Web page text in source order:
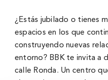
¿Estás jubilado o tienes
espacios en los que
construyendo nuevas
entorno? BBK te invita a
calle Ronda. Un centro